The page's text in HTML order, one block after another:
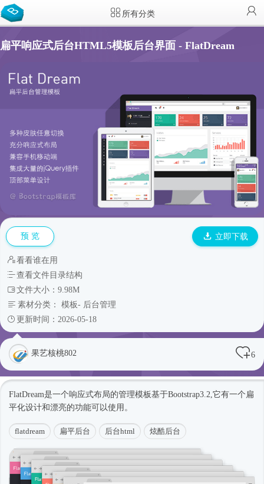
所有分类
扁平响应式后台HTML5模板后台界面 - FlatDream
预 览 立即下载
看看谁在用
查看文件目录结构
文件大小：9.98M
素材分类： 模板- 后台管理
更新时间：2026-05-18
果艺核桃802 6
FlatDream是一个响应式布局的管理模板基于Bootstrap3.2,它有一个扁
平化设计和漂亮的功能可以使用。
flatdream 扁平后台 后台html 炫酷后台